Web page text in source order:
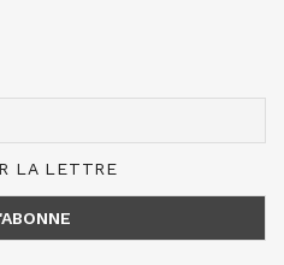
LA LETTRE